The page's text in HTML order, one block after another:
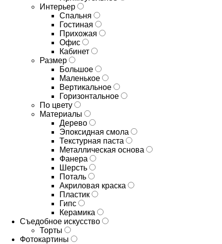
Интерьер
Спальня
Гостиная
Прихожая
Офис
Кабинет
Размер
Большое
Маленькое
Вертикальное
Горизонтальное
По цвету
Материалы
Дерево
Эпоксидная смола
Текстурная паста
Металлическая основа
Фанера
Шерсть
Поталь
Акриловая краска
Пластик
Гипс
Керамика
Съедобное искусство
Торты
Фотокартины